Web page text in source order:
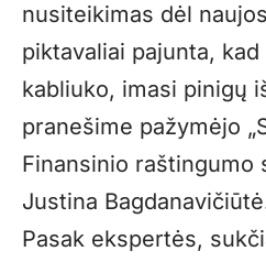
nusiteikimas dėl
piktavaliai pajunta,
kabliuko, imasi pinigų
pranešime pažymėjo
Finansinio raštingumo
Justina
Pasak ekspertės,